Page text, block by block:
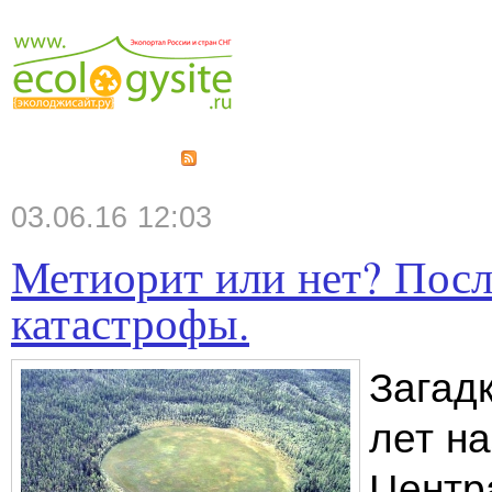
03.06.16 12:03
Метиорит или нет?
катастрофы.
лет